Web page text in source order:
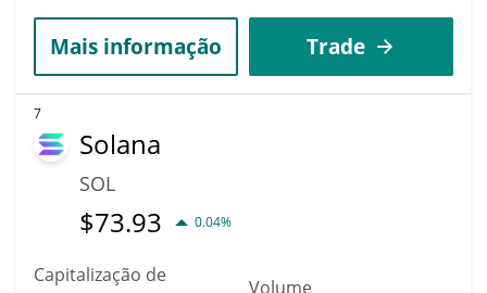
Mais informação Trade
7
Solana
SOL
$73.93 0.04%
Capitalização de
Volume